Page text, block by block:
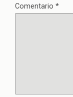
Comentario *